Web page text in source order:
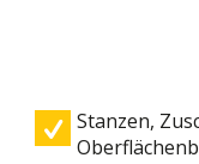
Stanzen,